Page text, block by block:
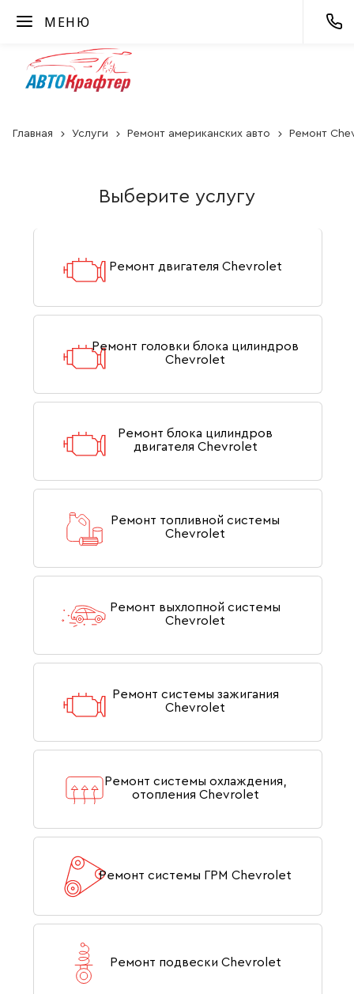
МЕНЮ
Главная Услуги Ремонт американских авто Ремонт
Выберите услугу
Ремонт двигателя Chevrolet
Ремонт головки блока цилиндров
Chevrolet
Ремонт блока цилиндров
двигателя Chevrolet
Ремонт топливной системы
Chevrolet
Ремонт выхлопной системы
Chevrolet
Ремонт системы зажигания
Chevrolet
Ремонт системы охлаждения,
отопления Chevrolet
Ремонт системы ГРМ Chevrolet
Ремонт подвески Chevrolet